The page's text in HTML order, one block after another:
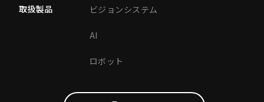
取扱製品
ビジョンシステム
AI
ロボット